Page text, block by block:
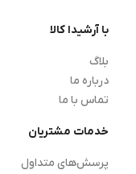
با آرشیدا کالا
بلاگ
درباره ما
تماس با ما
خدمات مشتریان
پرسش‌های متداول